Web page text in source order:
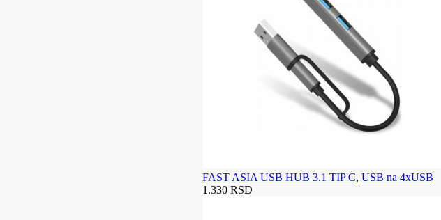
FAST ASIA USB HUB 3.1 TIP C, USB na 4xUSB
1.330 RSD